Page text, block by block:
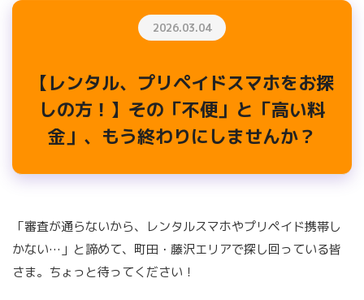
2026.03.04
【レンタル、プリペイドスマホをお探
しの方！】その「不便」と「高い料
金」、もう終わりにしませんか？
「審査が通らないから、レンタルスマホやプリペイド携帯し
かない…」と諦めて、町田・藤沢エリアで探し回っている皆
さま。ちょっと待ってください！